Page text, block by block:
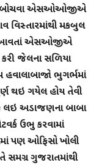
દબોચવા એસઓઓજીએ
વિસ્તારમાંથી મકબુલ
આવતાં એસઓજીએ
જેલના સળિયા
હવાલાબાજાે ભુગર્ભમાં
થઇ ગયેલ હોય તેવી
લઇ અડાજણના બાબા
ઉભુ કરવામાં
પણ ઓફિસો ખોલી
સમગ્ર ગુજરાતમાંથી